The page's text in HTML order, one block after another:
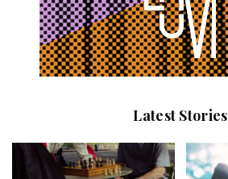
Latest Stories